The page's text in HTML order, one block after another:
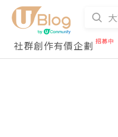
社群創作有價企劃